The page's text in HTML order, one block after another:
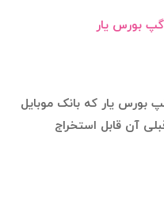
گپ بورس یار
بورس یار که بانک موبایل
آن قابل استخراج